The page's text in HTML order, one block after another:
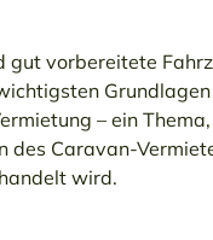
gut vorbereitete
– ein
des Caravan-
wird.